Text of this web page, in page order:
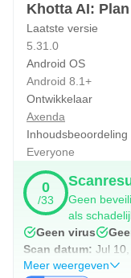
📚 Plan als een
• Maak
JOUW rooster
• Vind je school en
configuratie
• Deel planningen
• Houd je
🎯 Blijf gefocust, blijf
Last van afleiding?
je aandacht
timer en zie je
Khotta AI:
Laatste versie
5.31.0
Android OS
Android 8.1+
Ontwikkelaar
Axenda
Inhoudsbeoordeling
Everyone
0
/33
Geen
als
Geen virus
Scan datum: Jul
Meer weergeven